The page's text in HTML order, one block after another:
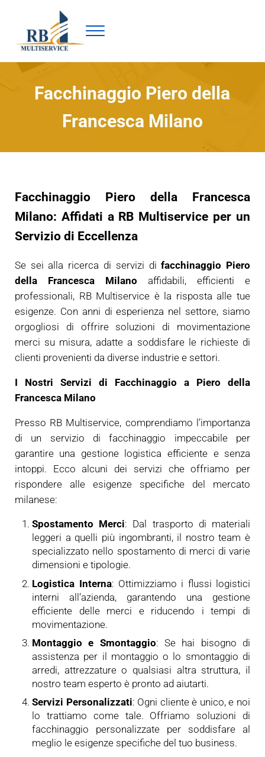
Facchinaggio Milano : Rb Multiservice
Menu
Facchinaggio Piero della
Francesca Milano
Facchinaggio Piero della Francesca
Milano: Affidati a RB Multiservice per un
Servizio di Eccellenza
Se sei alla ricerca di servizi difacchinaggio Piero
della Francesca Milano affidabili, efficienti e
professionali, RB Multiservice è la risposta alle tue
esigenze. Con anni di esperienza nel settore, siamo
orgogliosi di offrire soluzioni di movimentazione
merci su misura, adatte a soddisfare le richieste di
clienti provenienti da diverse industrie e settori.
I Nostri Servizi di Facchinaggio a Piero della
Francesca Milano
Presso RB Multiservice, comprendiamo l’importanza
di un servizio di facchinaggio impeccabile per
garantire una gestione logistica efficiente e senza
intoppi. Ecco alcuni dei servizi che offriamo per
rispondere alle esigenze specifiche del mercato
milanese:
Spostamento Merci: Dal trasporto di materiali
leggeri a quelli più ingombranti, il nostro team è
specializzato nello spostamento di merci di varie
dimensioni e tipologie.
Logistica Interna: Ottimizziamo i flussi logistici
interni all’azienda, garantendo una gestione
efficiente delle merci e riducendo i tempi di
movimentazione.
Montaggio e Smontaggio: Se hai bisogno di
assistenza per il montaggio o lo smontaggio di
arredi, attrezzature o qualsiasi altra struttura, il
nostro team esperto è pronto ad aiutarti.
Servizi Personalizzati: Ogni cliente è unico, e noi
lo trattiamo come tale. Offriamo soluzioni di
facchinaggio personalizzate per soddisfare al
meglio le esigenze specifiche del tuo business.